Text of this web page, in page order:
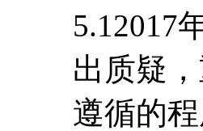
5.12017
出质疑
遵循的